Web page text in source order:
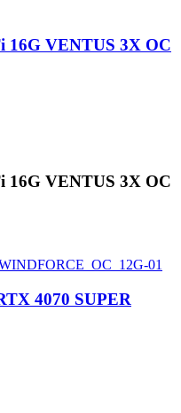
16G VENTUS 3X OC
16G VENTUS 3X OC
4070 SUPER